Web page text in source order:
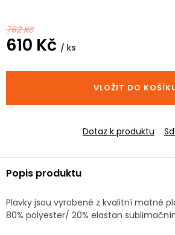
762 Kč
610 Kč / ks
cena:
VLOŽIT DO
Dotaz k produktu
Popis produktu
Plavky jsou vyrobené z kvalitní matné
80% polyester/ 20% elastan